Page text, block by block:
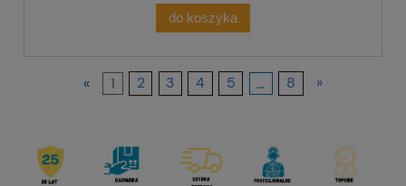
do koszyka
« 1 2 3 4 5 ... 8 »